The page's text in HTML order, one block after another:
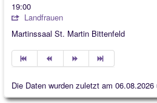
19:00
Landfrauen
Martinssaal St. Martin Bittenfeld
Die Daten wurden zuletzt am